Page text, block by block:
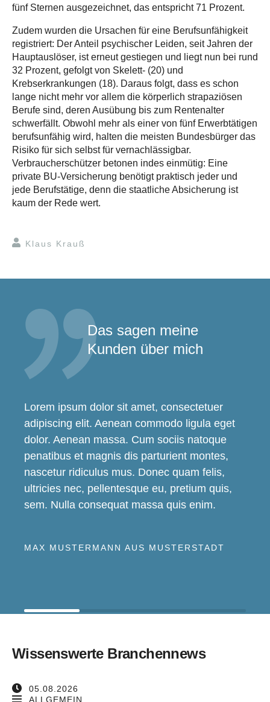
fünf Sternen ausgezeichnet, das entspricht 71 Prozent.
Zudem wurden die Ursachen für eine Berufsunfähigkeit
registriert: Der Anteil psychischer Leiden, seit Jahren der
Hauptauslöser, ist erneut gestiegen und liegt nun bei rund
32 Prozent, gefolgt von Skelett- (20) und
Krebserkrankungen (18). Daraus folgt, dass es schon
lange nicht mehr vor allem die körperlich strapaziösen
Berufe sind, deren Ausübung bis zum Rentenalter
schwerfällt. Obwohl mehr als einer von fünf Erwerbtätigen
berufsunfähig wird, halten die meisten Bundesbürger das
Risiko für sich selbst für vernachlässigbar.
Verbraucherschützer betonen indes einmütig: Eine
private BU-Versicherung benötigt praktisch jeder und
jede Berufstätige, denn die staatliche Absicherung ist
kaum der Rede wert.
Klaus Krauß
Das sagen meine
Kunden über mich
Lorem ipsum dolor sit amet, consectetuer
adipiscing elit. Aenean commodo ligula eget
dolor. Aenean massa. Cum sociis natoque
penatibus et magnis dis parturient montes,
nascetur ridiculus mus. Donec quam felis,
ultricies nec, pellentesque eu, pretium quis,
sem. Nulla consequat massa quis enim.
MAX MUSTERMANN AUS MUSTERSTADT
Wissenswerte Branchennews
05.08.2026
ALLGEMEIN